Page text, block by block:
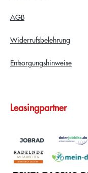
AGB
Widerrufsbelehrung
Entsorgungshinweise
Leasingpartner